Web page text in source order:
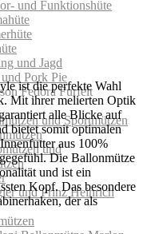
und Funktionshüte
und Jagd
Pork Pie
und Sportmützen
und
und Prinz Heinrich
ist die perfekte Wahl
Mit ihrer melierten Optik
alle Blicke auf
bietet somit optimalen
aus 100%
Die Ballonmütze
und ist ein
Kopf. Das besondere
der als